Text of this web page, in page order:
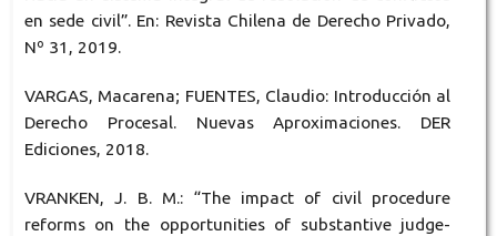
en sede civil”. En: Revista Chilena de Derecho Privado,
Nº 31, 2019.
VARGAS, Macarena; FUENTES, Claudio: Introducción al
Derecho Procesal. Nuevas Aproximaciones. DER
Ediciones, 2018.
VRANKEN, J. B. M.: “The impact of civil procedure
reforms on the opportunities of substantive judge-